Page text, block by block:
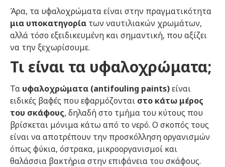
Άρα, τα υφαλοχρώματα είναι στην πραγματικότητα
μια υποκατηγορία των ναυτιλιακών χρωμάτων,
αλλά τόσο εξειδικευμένη και σημαντική, που αξίζει
να την ξεχωρίσουμε.
Τι είναι τα υφαλοχρώματα;
Τα υφαλοχρώματα (antifouling paints)είναι
ειδικές βαφές που εφαρμόζονται στο κάτω μέρος
του σκάφους, δηλαδή στο τμήμα του κύτους που
βρίσκεται μόνιμα κάτω από το νερό. Ο σκοπός τους
είναι να αποτρέπουν την προσκόλληση οργανισμών
όπως φύκια, όστρακα, μικροοργανισμοί και
θαλάσσια βακτήρια στην επιφάνεια του σκάφους.